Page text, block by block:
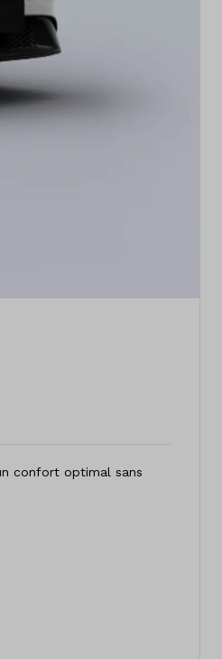
confort optimal sans